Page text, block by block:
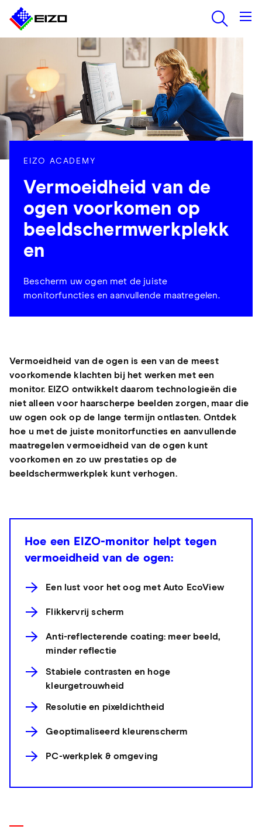
EIZO ACADEMY
Vermoeidheid van de
ogen voorkomen op
beeldschermwerkplekk
en
Bescherm uw ogen met de juiste
monitorfuncties en aanvullende maatregelen.
Vermoeidheid van de ogen is een van de meest
voorkomende klachten bij het werken met een
monitor. EIZO ontwikkelt daarom technologieën die
niet alleen voor haarscherpe beelden zorgen, maar die
uw ogen ook op de lange termijn ontlasten. Ontdek
hoe u met de juiste monitorfuncties en aanvullende
maatregelen vermoeidheid van de ogen kunt
voorkomen en zo uw prestaties op de
beeldschermwerkplek kunt verhogen.
Hoe een EIZO-monitor helpt tegen
vermoeidheid van de ogen:
Een lust voor het oog met Auto EcoView
Flikkervrij scherm
Anti-reflecterende coating: meer beeld,
minder reflectie
Stabiele contrasten en hoge
kleurgetrouwheid
Resolutie en pixeldichtheid
Geoptimaliseerd kleurenscherm
PC-werkplek & omgeving